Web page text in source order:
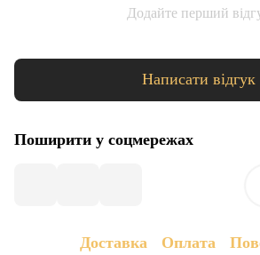
Додайте перший
Написати відгук
Поширити у соцмережах
Доставка Оплата